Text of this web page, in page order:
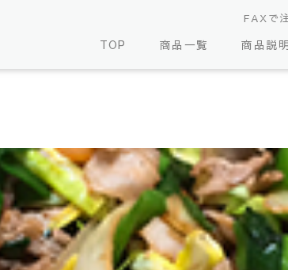
FAXで
TOP 商品一覧 商品説明